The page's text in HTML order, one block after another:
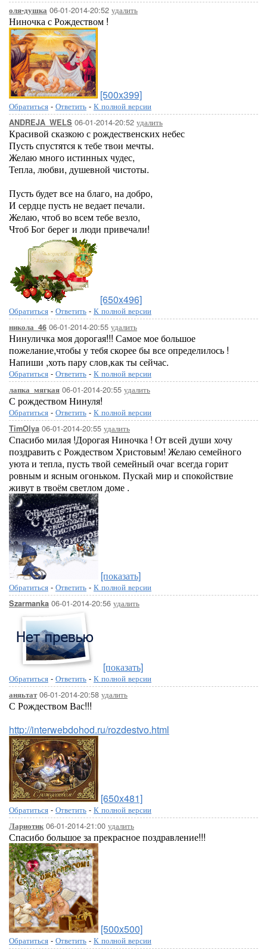
оля-душка 06-01-2014-20:52 удалить
Ниночка с Рождеством !
[500x399]
Обратиться - Ответить - К полной версии
ANDREJA_WELS 06-01-2014-20:52 удалить
Красивой сказкою с рождественских небес
Пусть спустятся к тебе твои мечты.
Желаю много истинных чудес,
Тепла, любви, душевной чистоты.
Пусть будет все на благо, на добро,
И сердце пусть не ведает печали.
Желаю, чтоб во всем тебе везло,
Чтоб Бог берег и люди привечали!
[650x496]
Обратиться - Ответить - К полной версии
никола_46 06-01-2014-20:55 удалить
Нинуличка моя дорогая!!! Самое мое большое
пожелание,чтобы у тебя скорее бы все определилось !
Напиши ,хоть пару слов,как ты сейчас.
Обратиться - Ответить - К полной версии
лапка_мягкая 06-01-2014-20:55 удалить
С рождеством Нинуля!
Обратиться - Ответить - К полной версии
TimOlya 06-01-2014-20:55 удалить
Спасибо милая !Дорогая Ниночка ! От всей души хочу
поздравить с Рождеством Христовым! Желаю семейного
уюта и тепла, пусть твой семейный очаг всегда горит
ровным и ясным огоньком. Пускай мир и спокойствие
живут в твоём светлом доме .
[показать]
Обратиться - Ответить - К полной версии
Szarmanka 06-01-2014-20:56 удалить
[показать]
Обратиться - Ответить - К полной версии
аняьтат06-01-2014-20:58 удалить
С Рождеством Вас!!!
http://interwebdohod.ru/rozdestvo.html
[650x481]
Обратиться - Ответить - К полной версии
Лариотик06-01-2014-21:00 удалить
Спасибо большое за прекрасное поздравление!!!
[500x500]
Обратиться - Ответить - К полной версии